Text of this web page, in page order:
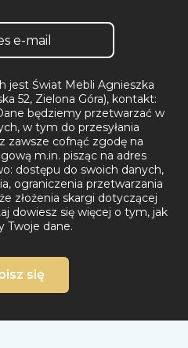
jest Świat Mebli Agnieszka
52, Zielona Góra), kontakt:
będziemy przetwarzać w
w tym do przesyłania
zawsze cofnąć zgodę na
m.in. pisząc na adres
dostępu do swoich danych,
ograniczenia przetwarzania
złożenia skargi dotyczącej
dowiesz się więcej o tym, jak
Twoje dane.
się